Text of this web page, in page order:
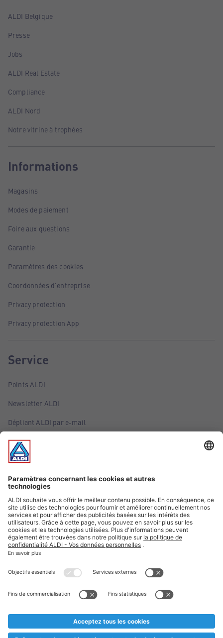
ALDI Belgique
Presse
Jobs
ALDI Real Estate
Compliance
ALDI Nord
Notre vitrine à trophées
Informations
Magasins
Modes de paiement
Foire aux questions
Garantie
Paramètres des cookies
Coordonnées d'entreprise
Privacy protection
Privacy protection App
Service
Points ALDI
Newsletter ALDI
Dépliant ALDI par e-mail
Offres
Infos essentielles
Suivez ALDI Belgique
Textes marqués d'un astérisque et mentions légales
* Nous vendons ces articles temporairement et jusqu'à
au cas où, malgré le planning bien étudié, nous serions
prématurément en rupture de stock. Prix Recupel et TVA incl.
** Sur ce site, l’utilisation de la forme masculine a été adoptée